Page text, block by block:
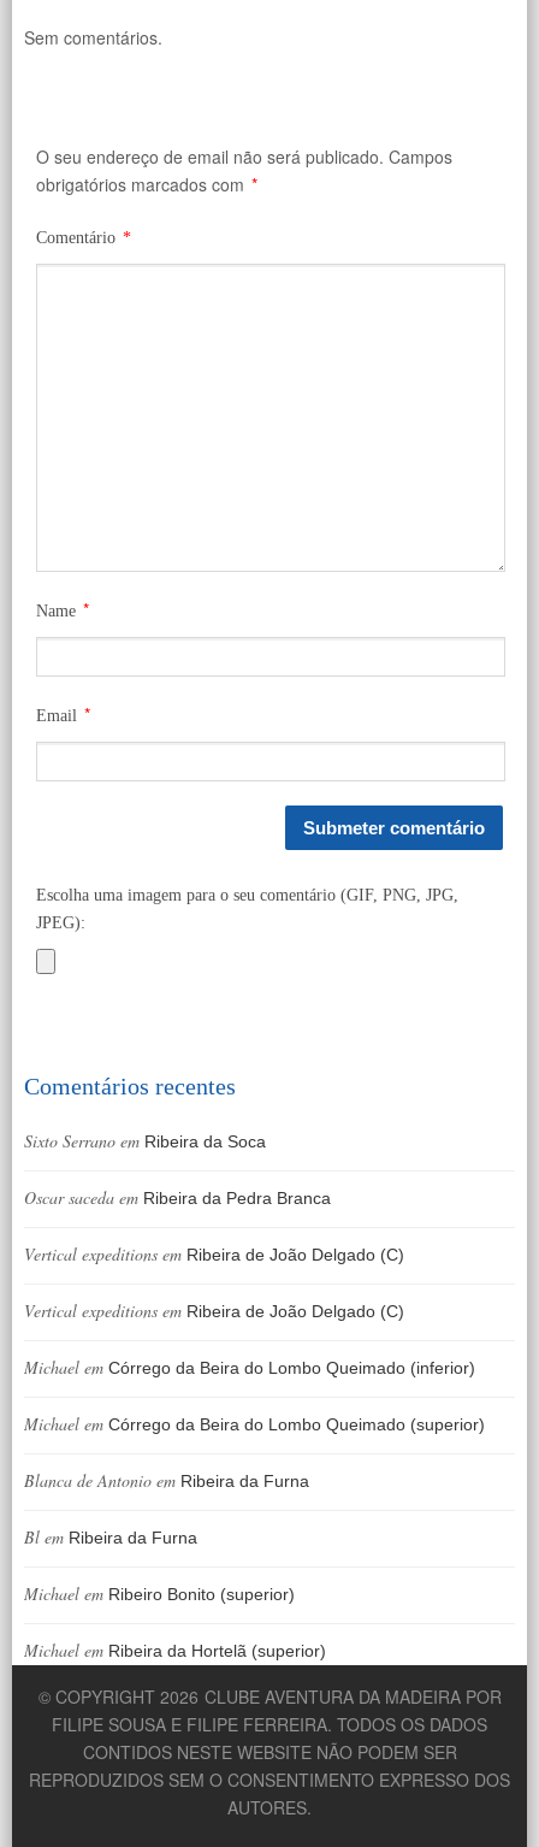
Sem comentários.
O seu endereço de email não será publicado. Campos
obrigatórios marcados com *
Comentário *
Name *
Email *
Escolha uma imagem para o seu comentário (GIF, PNG, JPG,
JPEG):
Comentários recentes
Sixto Serrano em Ribeira da Soca
Oscar saceda em Ribeira da Pedra Branca
Vertical expeditions em Ribeira de João Delgado (C)
Vertical expeditions em Ribeira de João Delgado (C)
Michael em Córrego da Beira do Lombo Queimado (inferior)
Michael em Córrego da Beira do Lombo Queimado (superior)
Blanca de Antonio em Ribeira da Furna
Bl em Ribeira da Furna
Michael em Ribeiro Bonito (superior)
Michael em Ribeira da Hortelã (superior)
© COPYRIGHT 2026 CLUBE AVENTURA DA MADEIRA POR
FILIPE SOUSA E FILIPE FERREIRA. TODOS OS DADOS
CONTIDOS NESTE WEBSITE NÃO PODEM SER
REPRODUZIDOS SEM O CONSENTIMENTO EXPRESSO DOS
AUTORES.